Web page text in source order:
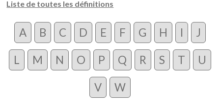
Liste de toutes les définitions
A B C D E F G H I J
L M N O P Q R S T U
V W